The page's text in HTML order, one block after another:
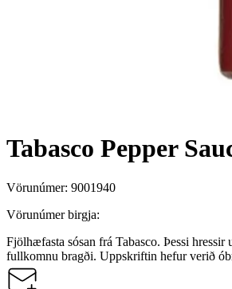
Tabasco Pepper
Vörunúmer: 9001940
Vörunúmer birgja:
Fjölhæfasta sósan frá Tabasco. Þessi
fullkomnu bragði. Uppskriftin hefur verið